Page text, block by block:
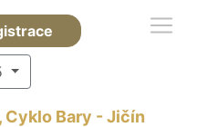
Cyklo Bary - Jičín